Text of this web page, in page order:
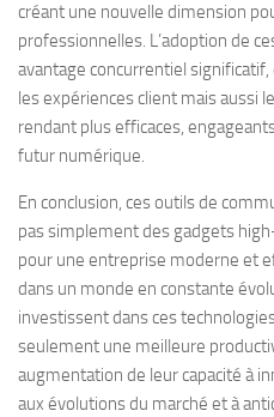
créant une nouvelle dimension
professionnelles. L’adoption de
avantage concurrentiel
les expériences client mais aussi
rendant plus efficaces,
futur numérique.
En conclusion, ces outils de
pas simplement des gadgets
pour une entreprise moderne et
dans un monde en constante
investissent dans ces
seulement une meilleure
augmentation de leur capacité à
aux évolutions du marché et à